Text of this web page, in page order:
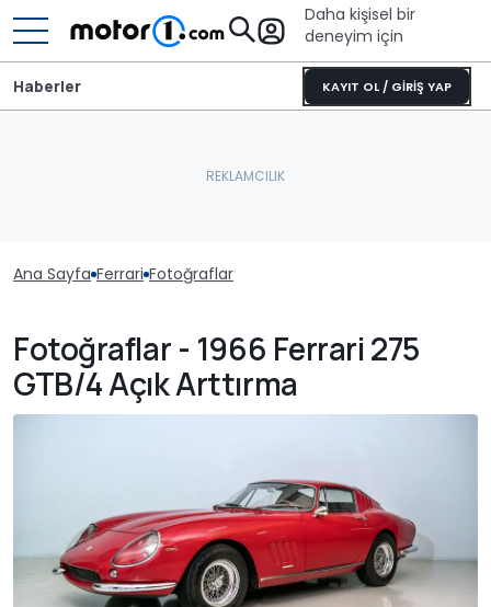
Daha kişisel bir
deneyim için
KAYIT OL / GİRİŞ YAP
Haberler
Ana Sayfa Ferrari Fotoğraflar
Fotoğraflar - 1966 Ferrari 275
GTB/4 Açık Arttırma